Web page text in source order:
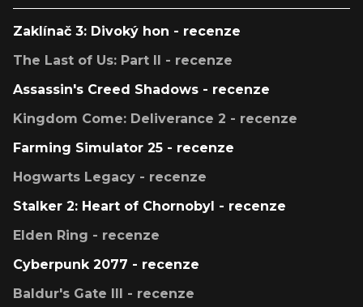
Zaklínač 3: Divoký hon - recenze
The Last of Us: Part II - recenze
Assassin's Creed Shadows - recenze
Kingdom Come: Deliverance 2 - recenze
Farming Simulator 25 - recenze
Hogwarts Legacy - recenze
Stalker 2: Heart of Chornobyl - recenze
Elden Ring - recenze
Cyberpunk 2077 - recenze
Baldur's Gate III - recenze